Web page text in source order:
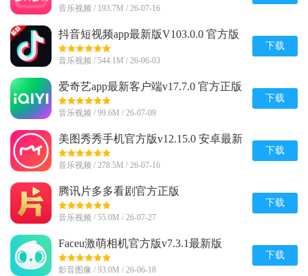
音乐视频 / 193.7M / 26-07-16
抖音短视频app最新版V103.0.0 官方版
音乐视频 / 544.1M / 26-06-03
下载
爱奇艺app最新客户端v17.7.0 官方正版
音乐视频 / 99.6M / 26-07-09
下载
美图秀秀手机官方版v12.15.0 安卓最新
版
音乐视频 / 278.5M / 26-07-16
下载
腾讯片多多看剧官方正版
appv3.23.0.25751官方最新版
音乐视频 / 55.0M / 26-07-27
下载
Faceu激萌相机官方版v7.3.1最新版
影音图像 / 93.0M / 26-06-18
下载